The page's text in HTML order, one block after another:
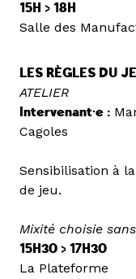
15H > 18H
Salle des
LES RÈGLES DU JE
ATELIER
Intervenant·e :
Cagoles
Sensibilisation à
de jeu.
Mixité choisie
15H30 > 17H30
La Plateforme